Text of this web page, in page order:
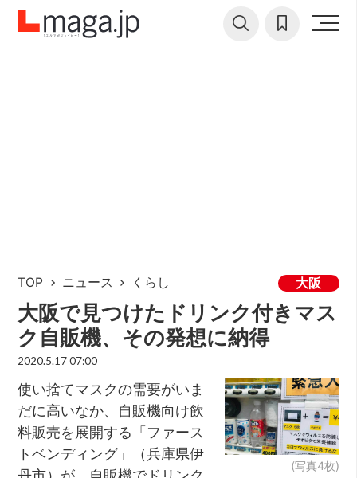
TOP ニュース くらし 大阪
大阪で見つけたドリンク付きマス
ク自販機、その発想に納得
2020.5.17 07:00
(写真4枚)
使い捨てマスクの需要がいま
だに高いなか、自販機向け飲
料販売を展開する「ファース
トベンディング」（兵庫県伊